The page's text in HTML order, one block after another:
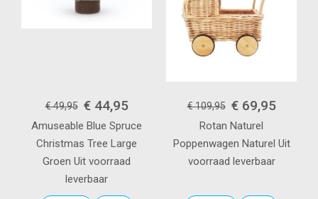
€ 49,95 € 44,95
Amuseable Blue Spruce
Christmas Tree Large
Groen Uit voorraad
leverbaar
€ 109,95 € 69,95
Rotan Naturel
Poppenwagen Naturel Uit
voorraad leverbaar